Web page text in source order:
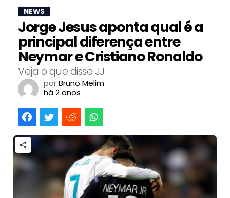
NEWS
Jorge Jesus aponta qual é a
principal diferença entre
Neymar e Cristiano Ronaldo
Veja o que disse JJ
porBruno Melim
há 2 anos